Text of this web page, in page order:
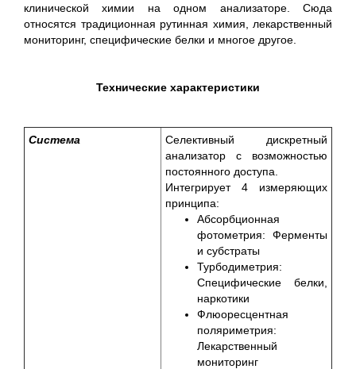
клинической химии на одном анализаторе. Сюда
относятся традиционная рутинная химия, лекарственный
мониторинг, специфические белки и многое другое.
Технические характеристики
Система
Селективный дискретный
анализатор с возможностью
постоянного доступа.
Интегрирует 4 измеряющих
принципа:
Абсорбционная
фотометрия: Ферменты
и субстраты
Турбодиметрия:
Специфические белки,
наркотики
Флюоресцентная
поляриметрия:
Лекарственный
мониторинг